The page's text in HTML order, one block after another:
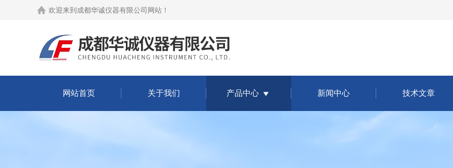
欢迎来到 成都华诚仪器有限公司网站 ！
网站首页 关于我们 产品中心 新闻中心 技术文章